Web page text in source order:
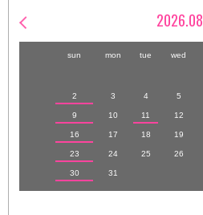
2026.08
sun mon tue wed
2 3 4 5
9 10 11 12
16 17 18 19
23 24 25 26
30 31